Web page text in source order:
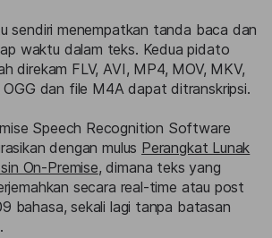
sendiri menempatkan tanda baca dan
waktu dalam teks. Kedua pidato
direkam FLV, AVI, MP4, MOV, MKV,
OGG dan file M4A dapat ditranskripsi.
Speech Recognition Software
dengan mulus Perangkat Lunak
On-Premise, dimana teks yang
secara real-time atau post
bahasa, sekali lagi tanpa batasan